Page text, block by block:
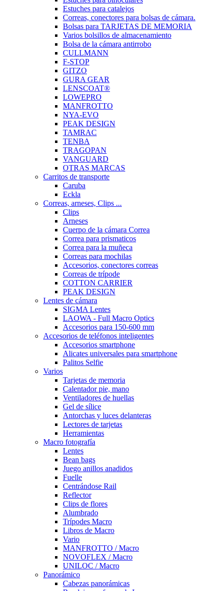
Estuches para catalejos
Correas, conectores para bolsas de cámara.
Bolsas para TARJETAS DE MEMORIA
Varios bolsillos de almacenamiento
Bolsa de la cámara antirrobo
CULLMANN
F-STOP
GITZO
GURA GEAR
LENSCOAT®
LOWEPRO
MANFROTTO
NYA-EVO
PEAK DESIGN
TAMRAC
TENBA
TRAGOPAN
VANGUARD
OTRAS MARCAS
Carritos de transporte
Caruba
Eckla
Correas, arneses, Clips ...
Clips
Arneses
Cuerpo de la cámara Correa
Correa para prismaticos
Correa para la muñeca
Correas para mochilas
Accesorios, conectores correas
Correas de trípode
COTTON CARRIER
PEAK DESIGN
Lentes de cámara
SIGMA Lentes
LAOWA - Full Macro Optics
Accesorios para 150-600 mm
Accesorios de teléfonos inteligentes
Accesorios smartphone
Alicates universales para smartphone
Palitos Selfie
Varios
Tarjetas de memoria
Calentador pie, mano
Ventiladores de huellas
Gel de sílice
Antorchas y luces delanteras
Lectores de tarjetas
Herramientas
Macro fotografía
Lentes
Bean bags
Juego anillos anadidos
Fuelle
Centrándose Rail
Reflector
Clips de flores
Alumbrado
Trípodes Macro
Libros de Macro
Vario
MANFROTTO / Macro
NOVOFLEX / Macro
UNILOC / Macro
Panorámico
Cabezas panorámicas